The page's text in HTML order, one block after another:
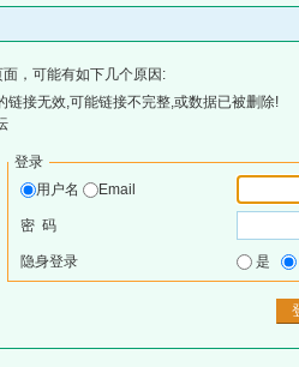
，可能有如下几个原因:
链接无效,可能链接不完整,或数据已被删除!
登录
用户名
Email
密 码
隐身登录 是